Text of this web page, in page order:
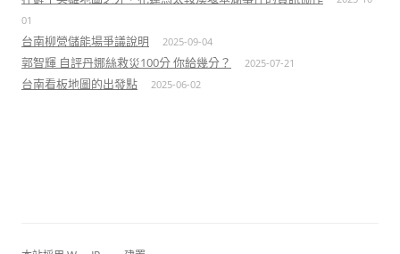
01
台南柳營儲能場爭議說明 2025-09-04
郭智輝 自評丹娜絲救災100分 你給幾分？ 2025-07-21
台南看板地圖的出發點 2025-06-02